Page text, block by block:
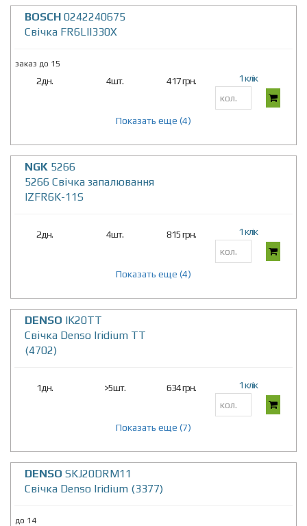
BOSCH 0242240675
Свічка FR6LII330X
заказ до 15
2дн. 4шт. 417 грн. 1 клік
Показать еще (4)
NGK 5266
5266 Свічка запалювання
IZFR6K-11S
2дн. 4шт. 815 грн. 1 клік
Показать еще (4)
DENSO IK20TT
Свічка Denso Iridium TT
(4702)
1дн. >5шт. 634 грн. 1 клік
Показать еще (7)
DENSO SKJ20DRM11
Свічка Denso Iridium (3377)
до 14